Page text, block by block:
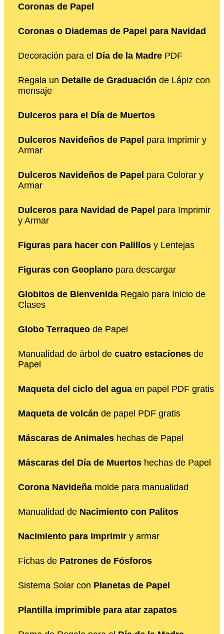
Coronas de Papel
Coronas o Diademas de Papel para Navidad
Decoración para el Día de la Madre PDF
Regala un Detalle de Graduación de Lápiz con
mensaje
Dulceros para el Día de Muertos
Dulceros Navideños de Papel para Imprimir y
Armar
Dulceros Navideños de Papel para Colorar y
Armar
Dulceros para Navidad de Papel para Imprimir
y Armar
Figuras para hacer con Palillos y Lentejas
Figuras con Geoplano para descargar
Globitos de Bienvenida Regalo para Inicio de
Clases
Globo Terraqueo de Papel
Manualidad de árbol de cuatro estaciones de
Papel
Maqueta del ciclo del agua en papel PDF gratis
Maqueta de volcán de papel PDF gratis
Máscaras de Animales hechas de Papel
Máscaras del Día de Muertos hechas de Papel
Corona Navideña molde para manualidad
Manualidad de Nacimiento con Palitos
Nacimiento para imprimir y armar
Fichas de Patrones de Fósforos
Sistema Solar con Planetas de Papel
Plantilla imprimible para atar zapatos